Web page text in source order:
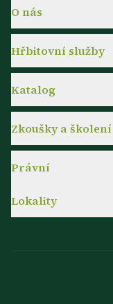
O nás
Hřbitovní služby
Katalog
Zkoušky a školení
Právní
Lokality